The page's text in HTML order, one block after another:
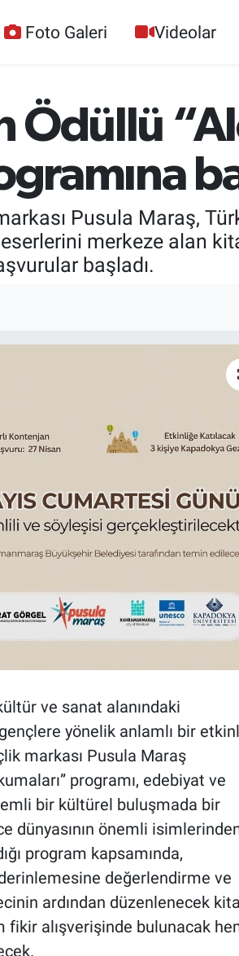
Foto Galeri Videolar
Ödüllü
Pusula Maraş,
merkeze alan
başladı.
ve sanat alanındaki
yönelik anlamlı bir
markası Pusula Maraş
programı, edebiyat ve
bir kültürel buluşmada bir
dünyasının önemli
program kapsamında,
değerlendirme ve
ardından düzenlenecek
fikir alışverişinde bulunacak